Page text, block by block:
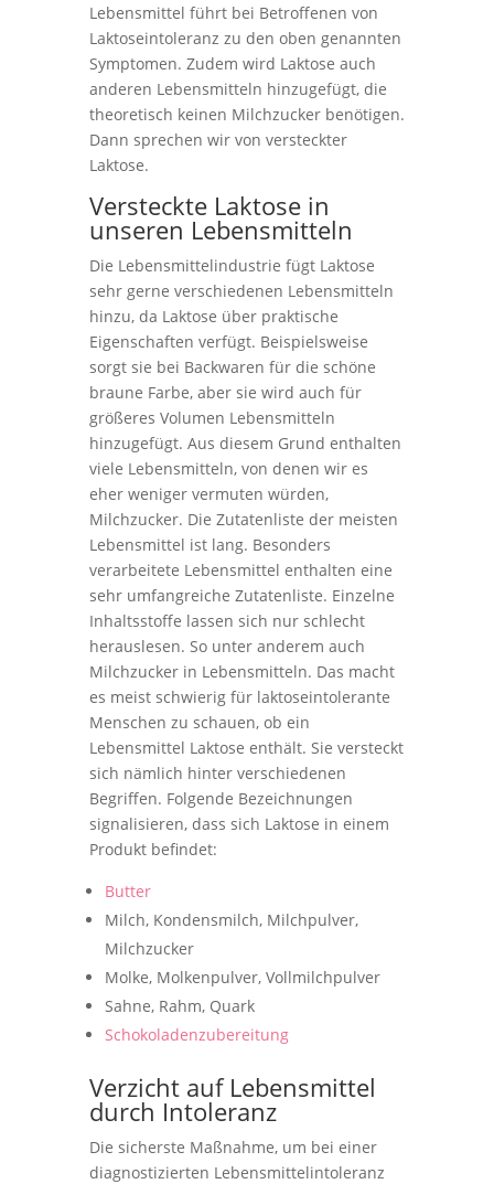
Lebensmittel führt bei Betroffenen von
Laktoseintoleranz zu den oben genannten
Symptomen. Zudem wird Laktose auch
anderen Lebensmitteln hinzugefügt, die
theoretisch keinen Milchzucker benötigen.
Dann sprechen wir von versteckter
Laktose.
Versteckte Laktose in
unseren Lebensmitteln
Die Lebensmittelindustrie fügt Laktose
sehr gerne verschiedenen Lebensmitteln
hinzu, da Laktose über praktische
Eigenschaften verfügt. Beispielsweise
sorgt sie bei Backwaren für die schöne
braune Farbe, aber sie wird auch für
größeres Volumen Lebensmitteln
hinzugefügt. Aus diesem Grund enthalten
viele Lebensmitteln, von denen wir es
eher weniger vermuten würden,
Milchzucker. Die Zutatenliste der meisten
Lebensmittel ist lang. Besonders
verarbeitete Lebensmittel enthalten eine
sehr umfangreiche Zutatenliste. Einzelne
Inhaltsstoffe lassen sich nur schlecht
herauslesen. So unter anderem auch
Milchzucker in Lebensmitteln. Das macht
es meist schwierig für laktoseintolerante
Menschen zu schauen, ob ein
Lebensmittel Laktose enthält. Sie versteckt
sich nämlich hinter verschiedenen
Begriffen. Folgende Bezeichnungen
signalisieren, dass sich Laktose in einem
Produkt befindet:
Butter
Milch, Kondensmilch, Milchpulver,
Milchzucker
Molke, Molkenpulver, Vollmilchpulver
Sahne, Rahm, Quark
Schokoladenzubereitung
Verzicht auf Lebensmittel
durch Intoleranz
Die sicherste Maßnahme, um bei einer
diagnostizierten Lebensmittelintoleranz